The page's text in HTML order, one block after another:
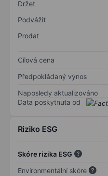
Držet
Podvážit
Prodat
Cílová cena
Předpokládaný výnos
Naposledy aktualizováno
Data poskytnuta od
Riziko ESG
Skóre rizika ESG
Environmentální skóre